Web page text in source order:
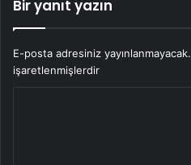
Bir yanıt yazın
E-posta adresiniz yayınlanmayacak.
işaretlenmişlerdir